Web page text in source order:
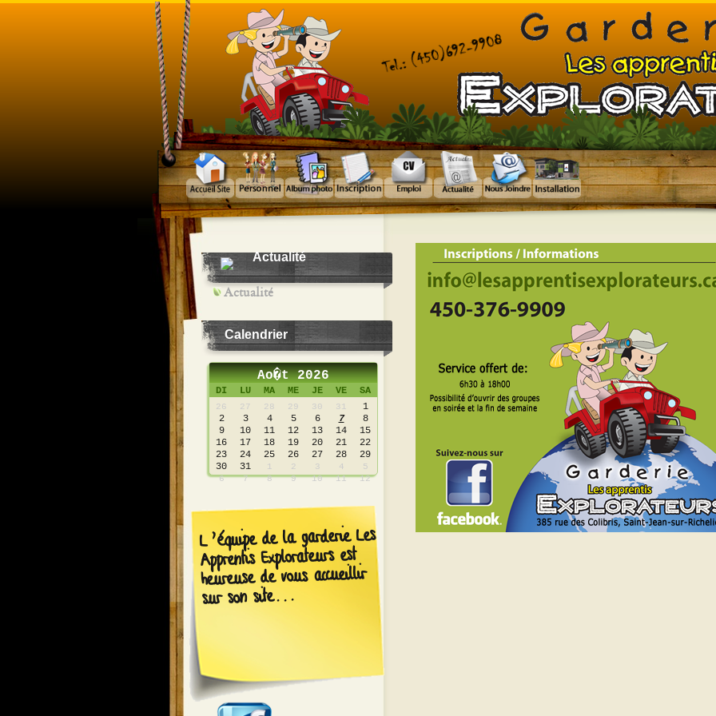
Actualité
Actualité
Calendrier
Ao�t 2026
DI LU MA ME JE VE SA
26 27 28 29 30 31
1
2
3 4 5 6 7
8
9
10 11 12 13 14
15
16
17 18 19 20 21
22
23
24 25 26 27 28
29
30
31 1 2 3 4
5
6
7 8 9 10 11 12
L’équipe de la garderie Les
Apprentis Explorateurs est
heureuse de vous accueillir
sur son site...